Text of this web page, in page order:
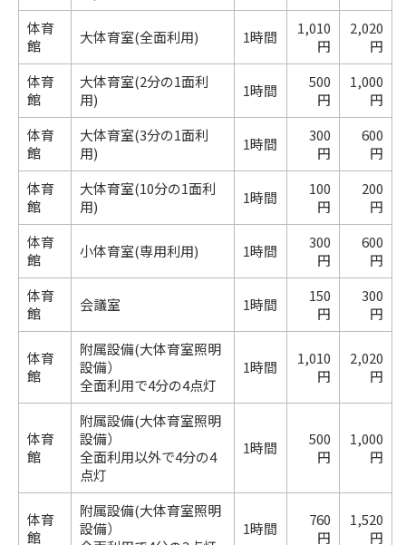
体育
館
大体育室(全面利用) 1時間
1,010
円
2,020
円
体育
館
大体育室(2分の1面利
用)
1時間
500
円
1,000
円
体育
館
大体育室(3分の1面利
用)
1時間
300
円
600
円
体育
館
大体育室(10分の1面利
用)
1時間
100
円
200
円
体育
館
小体育室(専用利用) 1時間
300
円
600
円
体育
館
会議室 1時間
150
円
300
円
体育
館
附属設備(大体育室照明
設備）
全面利用で4分の4点灯
1時間
1,010
円
2,020
円
体育
館
附属設備(大体育室照明
設備）
全面利用以外で4分の4
点灯
1時間
500
円
1,000
円
体育
館
附属設備(大体育室照明
設備）
1時間
760
円
1,520
円